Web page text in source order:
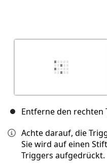
Entferne den rechten
Achte darauf, die
Sie wird auf einen
Triggers aufgedrückt.